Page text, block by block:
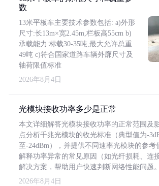
数
13米平板车主要技术参数包括: a)外形
尺寸:长13m×宽2.45m,栏板高55cm b)
承载能力:标载30-35吨,最大允许总重
49吨 c)符合国家道路车辆外廓尺寸及
轴荷限值标准
2026年8月4日
光模块接收功率多少是正常
本文详细解答光模块接收功率的正常范围及
点分析千兆光模块的收光标准（典型值为-
至-24dBm），并提供不同速率光模块的参考
解释功率异常的常见原因（如光纤损耗、连
解决方案，帮助用户快速判断网络性能问题。
2026年8月4日